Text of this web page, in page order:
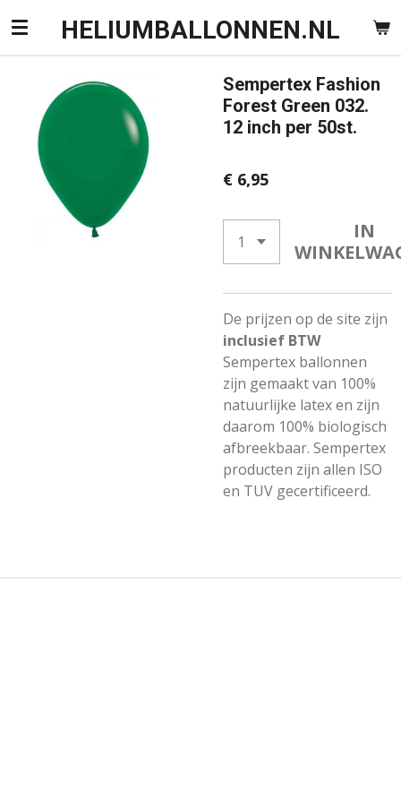
Ga
direct
hoofdinhoud
HELIUMBALLONNEN.NL
Sempertex Fashion
Forest Green 032.
12 inch per 50st.
€ 6,95
IN
De prijzen op de site zijn
inclusief BTW
Sempertex ballonnen
zijn gemaakt van 100%
natuurlijke latex en zijn
daarom 100% biologisch
afbreekbaar. Sempertex
producten zijn allen ISO
en TUV gecertificeerd.